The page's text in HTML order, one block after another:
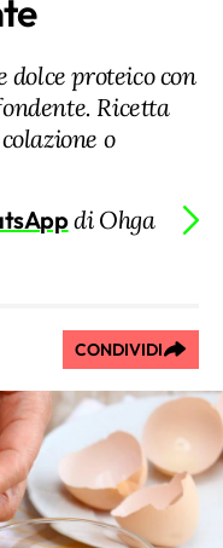
proteico con
Ricetta
o
di Ohga
CONDIVIDI